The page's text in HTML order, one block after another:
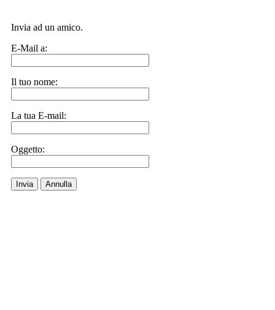
Invia ad un amico.
E-Mail a:
Il tuo nome:
La tua E-mail:
Oggetto:
Invia Annulla